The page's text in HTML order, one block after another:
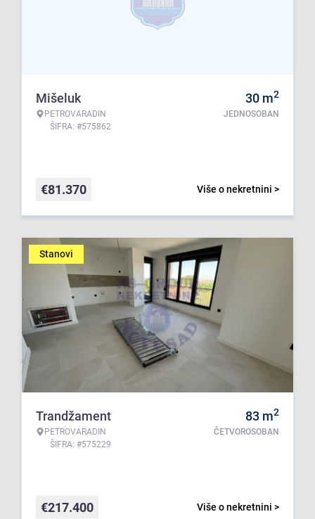
Mišeluk
PETROVARADIN
ŠIFRA: #575862
30 m2
JEDNOSOBAN
Više o nekretnini >
€81.370
Stanovi
Trandžament
PETROVARADIN
ŠIFRA: #575229
83 m2
ČETVOROSOBAN
Više o nekretnini >
€217.400